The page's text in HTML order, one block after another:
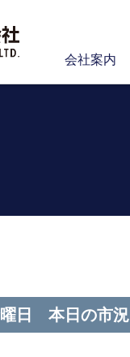
会社案内
曜日 本日の市況